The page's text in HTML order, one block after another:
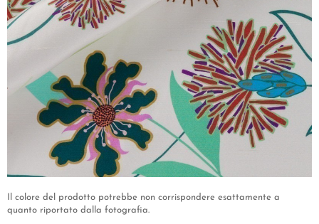
Il colore del prodotto potrebbe non corrispondere esattamente a
quanto riportato dalla fotografia.